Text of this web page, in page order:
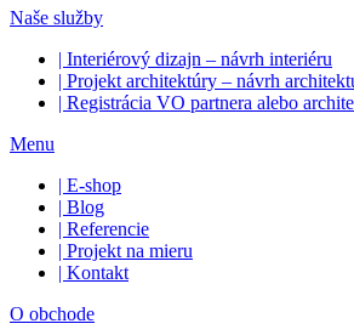
Naše služby
| Interiérový dizajn – návrh interiéru
| Projekt architektúry – návrh
| Registrácia VO partnera alebo
Menu
| E-shop
| Blog
| Referencie
| Projekt na mieru
| Kontakt
O obchode